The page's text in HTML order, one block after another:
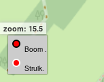
zoom: 15.5
Boom .
Struik.